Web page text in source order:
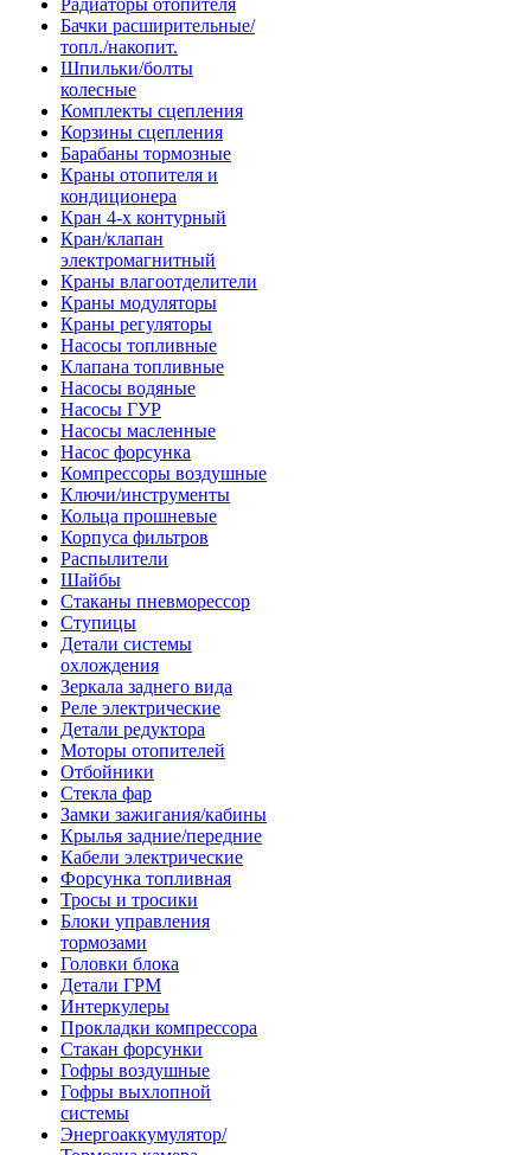
Радиаторы отопителя
Бачки расширительные/
топл./накопит.
Шпильки/болты
колесные
Комплекты сцепления
Корзины сцепления
Барабаны тормозные
Краны отопителя и
кондиционера
Кран 4-х контурный
Кран/клапан
электромагнитный
Краны влагоотделители
Краны модуляторы
Краны регуляторы
Насосы топливные
Клапана топливные
Насосы водяные
Насосы ГУР
Насосы масленные
Насос форсунка
Компрессоры воздушные
Ключи/инструменты
Кольца прошневые
Корпуса фильтров
Распылители
Шайбы
Стаканы пневморессор
Ступицы
Детали системы
охлождения
Зеркала заднего вида
Реле электрические
Детали редуктора
Моторы отопителей
Отбойники
Стекла фар
Замки зажигания/кабины
Крылья задние/передние
Кабели электрические
Форсунка топливная
Тросы и тросики
Блоки управления
тормозами
Головки блока
Детали ГРМ
Интеркулеры
Прокладки компрессора
Стакан форсунки
Гофры воздушные
Гофры выхлопной
системы
Энергоаккумулятор/